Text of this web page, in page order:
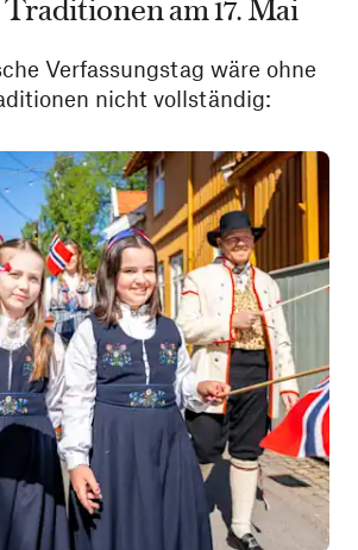
Verfassungstag wäre ohne
nicht vollständig: